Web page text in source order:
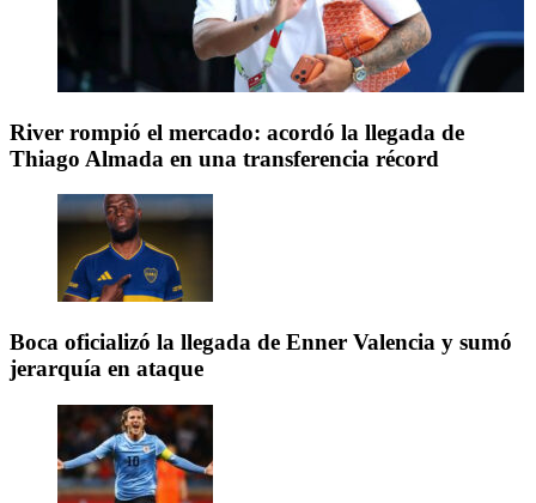
River rompió el mercado: acordó la llegada de
Thiago Almada en una transferencia récord
Boca oficializó la llegada de Enner Valencia y sumó
jerarquía en ataque